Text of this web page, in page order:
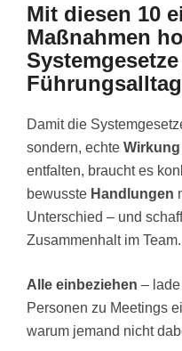
Mit diesen 10
Maßnahmen
Damit die
sondern, echte Wirkung
entfalten, braucht es
bewusste Handlungen
Unterschied – und
Zusammenhalt im Team.
Alle einbeziehen –
Personen zu Meetings
warum jemand nicht